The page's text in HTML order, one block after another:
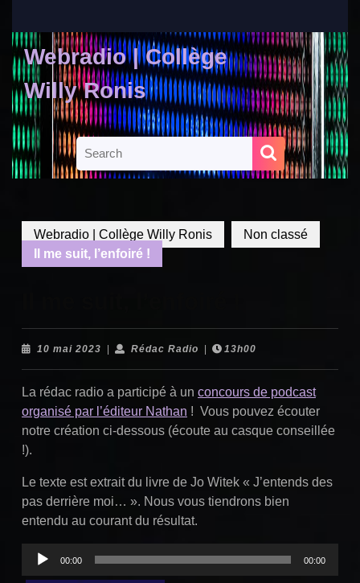
content
Skip
to
content
Webradio | Collège
Willy Ronis
Search
for:
Webradio | Collège Willy Ronis
Non classé
Il me suit, l’enfoiré !
10 mai 2023 10
Rédac RadioRédac13h00
La rédac radio a participé à un concours de podcast
organisé par l’éditeur Nathan ! Vous pouvez écouter
notre création ci-dessous (écoute au casque conseillée
!).
Le texte est extrait du livre de Jo Witek « J’entends des
pas derrière moi… ». Nous vous tiendrons bien
entendu au courant du résultat.
Lecteur
00:00 00:00